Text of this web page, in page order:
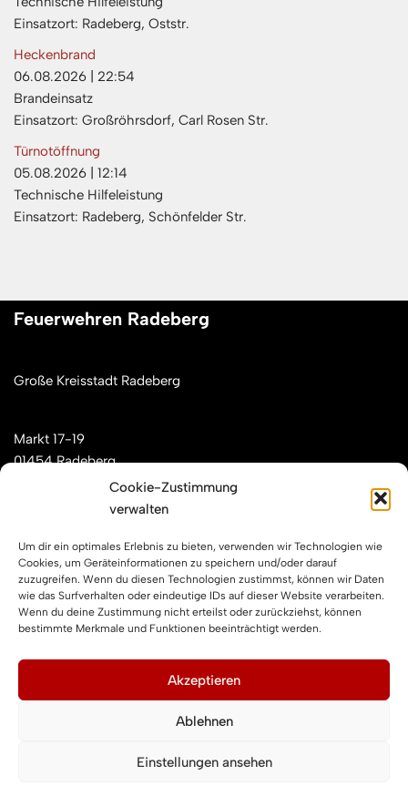
Cookie-Zustimmung
verwalten
Um dir ein optimales Erlebnis zu bieten, verwenden wir Technologien wie
Cookies, um Geräteinformationen zu speichern und/oder darauf
zuzugreifen. Wenn du diesen Technologien zustimmst, können wir Daten
wie das Surfverhalten oder eindeutige IDs auf dieser Website verarbeiten.
Wenn du deine Zustimmung nicht erteilst oder zurückziehst, können
bestimmte Merkmale und Funktionen beeinträchtigt werden.
Akzeptieren
Ablehnen
Einstellungen ansehen
Einsatzort: Radeberg, Oststr.
Heckenbrand
06.08.2026
22:54
Brandeinsatz
Einsatzort: Großröhrsdorf, Carl Rosen Str.
Türnotöffnung
05.08.2026
12:14
Technische Hilfeleistung
Einsatzort: Radeberg, Schönfelder Str.
Feuerwehren Radeberg
Große Kreisstadt Radeberg
Markt 17-19
01454 Radeberg
Mail: kontakt[at]feuerwehren-radeberg.de
Feuerwehren Radeberg im Internet
Facebook Instagram YouTube
Impressum und Datenschutz
Datenschutzerklärung